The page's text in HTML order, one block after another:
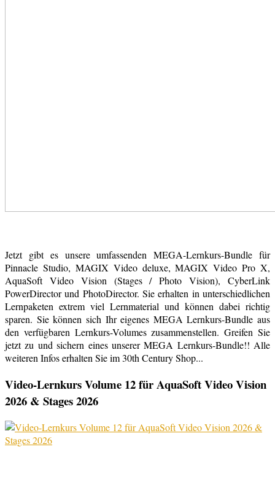
Jetzt gibt es unsere umfassenden MEGA-Lernkurs-Bundle für
Pinnacle Studio, MAGIX Video deluxe, MAGIX Video Pro X,
AquaSoft Video Vision (Stages / Photo Vision), CyberLink
PowerDirector und PhotoDirector. Sie erhalten in unterschiedlichen
Lernpaketen extrem viel Lernmaterial und können dabei richtig
sparen. Sie können sich Ihr eigenes MEGA Lernkurs-Bundle aus
den verfügbaren Lernkurs-Volumes zusammenstellen. Greifen Sie
jetzt zu und sichern eines unserer MEGA Lernkurs-Bundle!! Alle
weiteren Infos erhalten Sie im 30th Century Shop...
Video-Lernkurs Volume 12 für AquaSoft Video Vision
2026 & Stages 2026